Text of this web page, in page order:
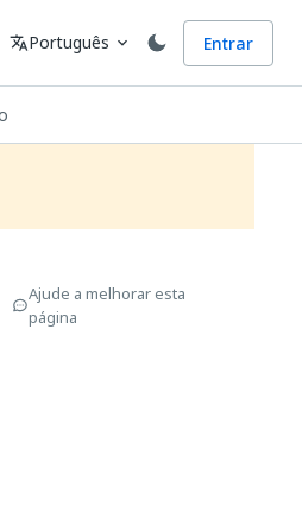
Idioma
translatePortuguês expand_more Entrar
Ajude a melhorar esta
página